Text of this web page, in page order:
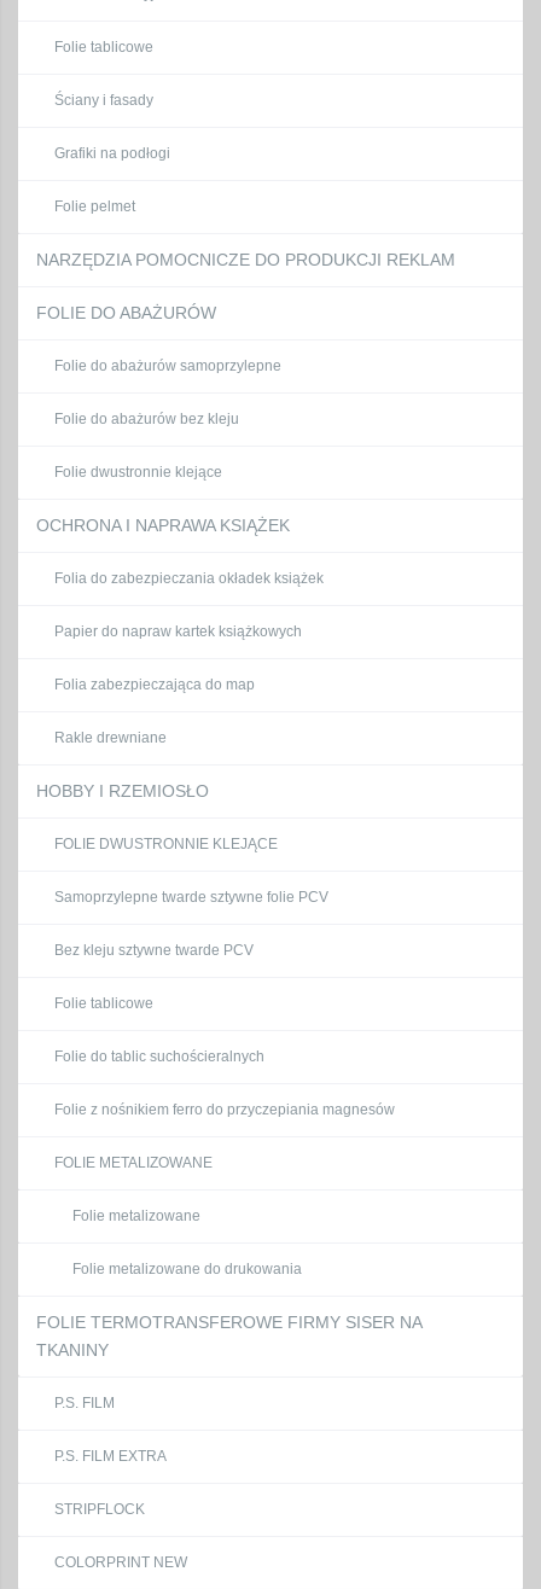
Folie tablicowe
Ściany i fasady
Grafiki na podłogi
Folie pelmet
NARZĘDZIA POMOCNICZE DO PRODUKCJI REKLAM
FOLIE DO ABAŻURÓW
Folie do abażurów samoprzylepne
Folie do abażurów bez kleju
Folie dwustronnie klejące
OCHRONA I NAPRAWA KSIĄŻEK
Folia do zabezpieczania okładek książek
Papier do napraw kartek książkowych
Folia zabezpieczająca do map
Rakle drewniane
HOBBY I RZEMIOSŁO
FOLIE DWUSTRONNIE KLEJĄCE
Samoprzylepne twarde sztywne folie PCV
Bez kleju sztywne twarde PCV
Folie tablicowe
Folie do tablic suchościeralnych
Folie z nośnikiem ferro do przyczepiania magnesów
FOLIE METALIZOWANE
Folie metalizowane
Folie metalizowane do drukowania
FOLIE TERMOTRANSFEROWE FIRMY SISER NA
TKANINY
P.S. FILM
P.S. FILM EXTRA
STRIPFLOCK
COLORPRINT NEW